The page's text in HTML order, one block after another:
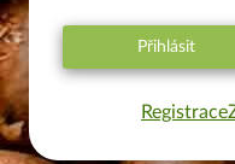
Přihlásit
Registrace